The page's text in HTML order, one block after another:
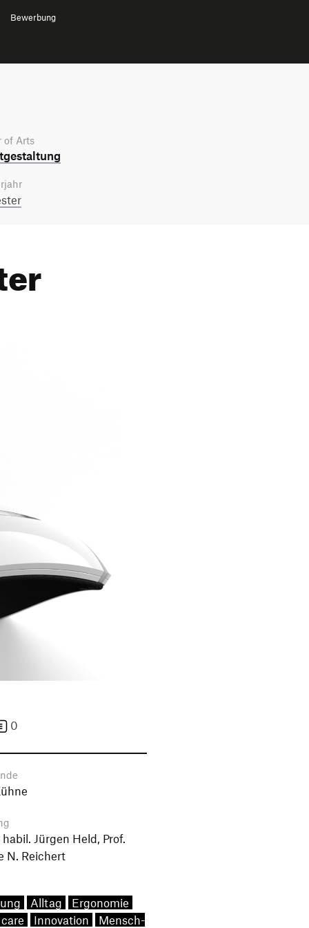
Bewerbung
of Arts
0
habil. Jürgen Held, Prof.
N. Reichert
Alltag
Ergonomie
Innovation Mensch-